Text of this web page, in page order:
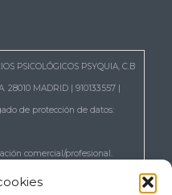
PSICOLÓGICOS PSYQUIA, C.B
28010 MADRID | 910133557 |
de protección de datos:
comercial/profesional.